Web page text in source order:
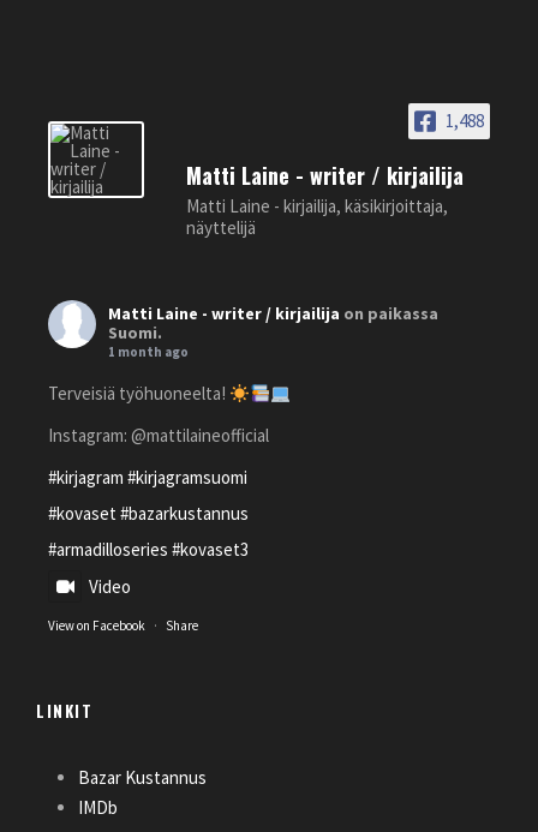
1,488
Matti Laine - writer / kirjailija
Matti Laine - kirjailija, käsikirjoittaja,
näyttelijä
Matti Laine - writer / kirjailija on paikassa
Suomi.
1 month ago
Terveisiä työhuoneelta!
Instagram: @mattilaineofficial
#kirjagram #kirjagramsuomi
#kovaset #bazarkustannus
#armadilloseries #kovaset3
Video
View on Facebook · Share
Maaseudun Tulevaisuus teki jutun!
LINKIT
Bazar Kustannus
IMDb